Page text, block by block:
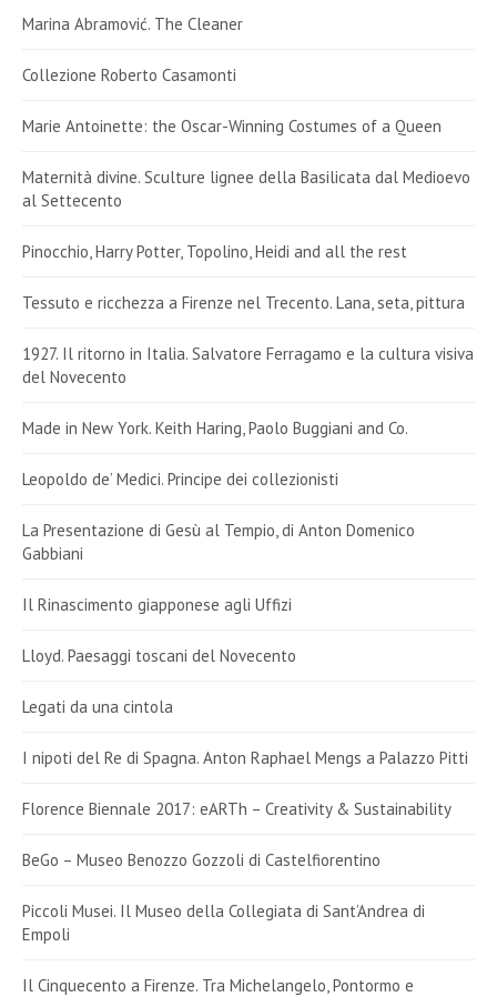
Marina Abramović. The Cleaner
Collezione Roberto Casamonti
Marie Antoinette: the Oscar-Winning Costumes of a Queen
Maternità divine. Sculture lignee della Basilicata dal Medioevo
al Settecento
Pinocchio, Harry Potter, Topolino, Heidi and all the rest
Tessuto e ricchezza a Firenze nel Trecento. Lana, seta, pittura
1927. Il ritorno in Italia. Salvatore Ferragamo e la cultura visiva
del Novecento
Made in New York. Keith Haring, Paolo Buggiani and Co.
Leopoldo de’ Medici. Principe dei collezionisti
La Presentazione di Gesù al Tempio, di Anton Domenico
Gabbiani
Il Rinascimento giapponese agli Uffizi
Lloyd. Paesaggi toscani del Novecento
Legati da una cintola
I nipoti del Re di Spagna. Anton Raphael Mengs a Palazzo Pitti
Florence Biennale 2017: eARTh – Creativity & Sustainability
BeGo – Museo Benozzo Gozzoli di Castelfiorentino
Piccoli Musei. Il Museo della Collegiata di Sant’Andrea di
Empoli
Il Cinquecento a Firenze. Tra Michelangelo, Pontormo e